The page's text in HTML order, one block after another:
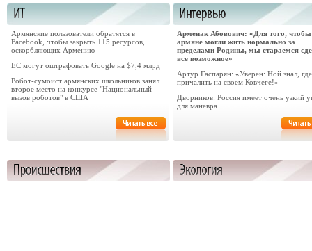
Армянские пользователи обратятся в
Facebook, чтобы закрыть 115 ресурсов,
оскорбляющих Армению
ЕС могут оштрафовать Google на $7,4 млрд
Робот-сумоист армянских школьников занял
второе место на конкурсе "Национальный
вызов роботов" в США
​Арменак Абовович: «Для того, чтобы
армяне могли жить нормально за
пределами Родины, мы стараемся
все возможное»
Артур Гаспарян: «Уверен: Ной знал, где
причалить на своем Ковчеге!»
Дворников: Россия имеет очень узкий
для маневра